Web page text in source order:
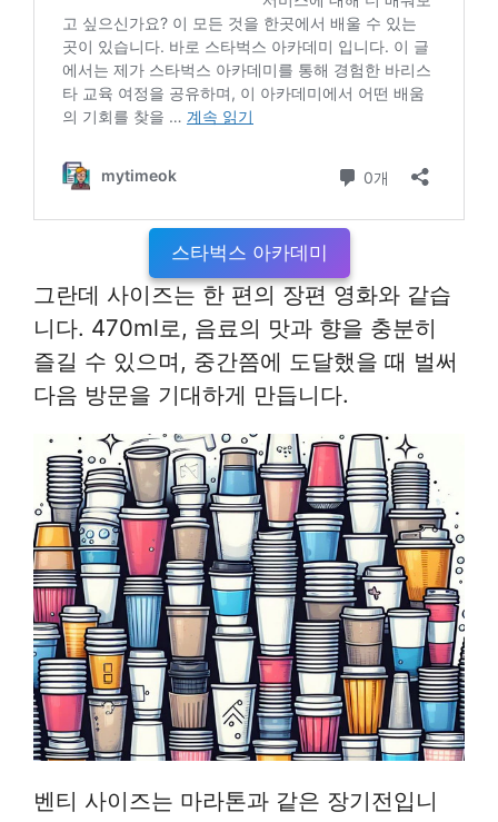
스타벅스 아카데미
그란데 사이즈는 한 편의 장편 영화와 같습
니다. 470ml로, 음료의 맛과 향을 충분히
즐길 수 있으며, 중간쯤에 도달했을 때 벌써
다음 방문을 기대하게 만듭니다.
벤티 사이즈는 마라톤과 같은 장기전입니